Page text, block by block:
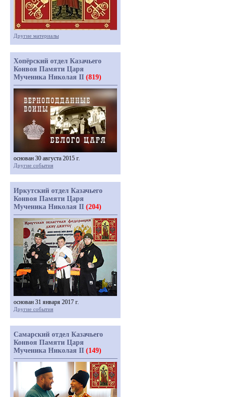
Другие материалы
Хопёрский отдел Казачьего
Конвоя Памяти Царя
Мученика Николая II (819)
основан 30 августа 2015 г.
Другие события
Иркутский отдел Казачьего
Конвоя Памяти Царя
Мученика Николая II (204)
основан 31 января 2017 г.
Другие события
Самарский отдел Казачьего
Конвоя Памяти Царя
Мученика Николая II (149)